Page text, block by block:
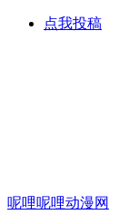
点我投稿
呢哩呢哩动漫网